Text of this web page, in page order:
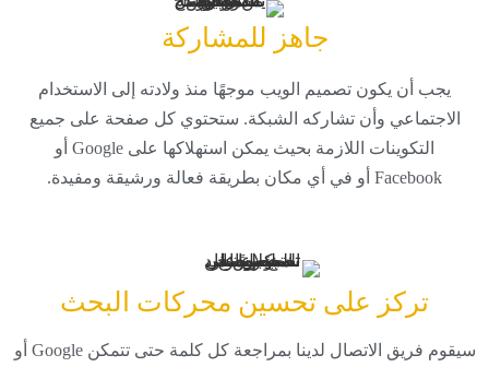
جاهز للمشاركة
يجب أن يكون تصميم الويب موجهًا منذ ولادته إلى الاستخدام
الاجتماعي وأن تشاركه الشبكة. ستحتوي كل صفحة على جميع
التكوينات اللازمة بحيث يمكن استهلاكها على Google أو
Facebook أو في أي مكان بطريقة فعالة ورشيقة ومفيدة.
تركز على تحسين محركات البحث
سيقوم فريق الاتصال لدينا بمراجعة كل كلمة حتى تتمكن Google أو